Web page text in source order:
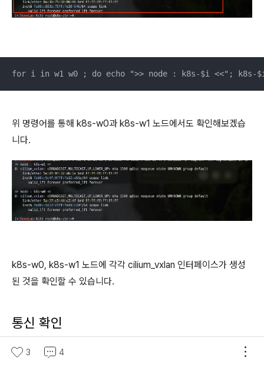
for i in w1 w0 ; do echo ">> node : k8s-$i <<"; k8s-
위 명령어를 통해 k8s-w0과 k8s-w1 노드에서도 확인해보겠습
니다.
k8s-w0, k8s-w1 노드에 각각 cilium_vxlan 인터페이스가 생성
된 것을 확인할 수 있습니다.
통신 확인
위에서 진행했던 pod 통신 실습에서는 node의 대역이 다르기 때
3 4